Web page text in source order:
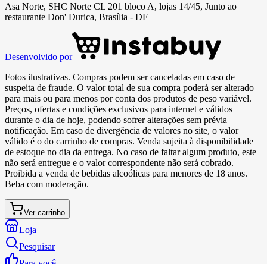
Asa Norte, SHC Norte CL 201 bloco A, lojas 14/45, Junto ao
restaurante Don' Durica, Brasília - DF
Desenvolvido por
Fotos ilustrativas. Compras podem ser canceladas em caso de
suspeita de fraude. O valor total de sua compra poderá ser alterado
para mais ou para menos por conta dos produtos de peso variável.
Preços, ofertas e condições exclusivos para internet e válidos
durante o dia de hoje, podendo sofrer alterações sem prévia
notificação. Em caso de divergência de valores no site, o valor
válido é o do carrinho de compras. Venda sujeita à disponibilidade
de estoque no dia da entrega. No caso de faltar algum produto, este
não será entregue e o valor correspondente não será cobrado.
Proibida a venda de bebidas alcoólicas para menores de 18 anos.
Beba com moderação.
Ver carrinho
Loja
Pesquisar